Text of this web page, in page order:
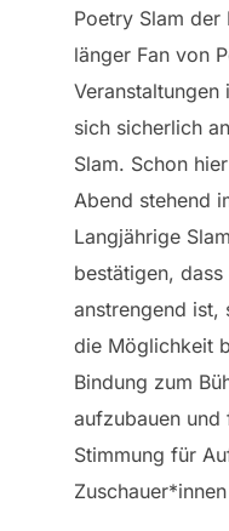
Poetry Slam der
länger Fan von
Veranstaltungen
sich sicherlich
Slam. Schon
Abend stehend
Langjährige
bestätigen,
anstrengend ist,
die Möglichkeit
Bindung zum
aufzubauen
Stimmung für